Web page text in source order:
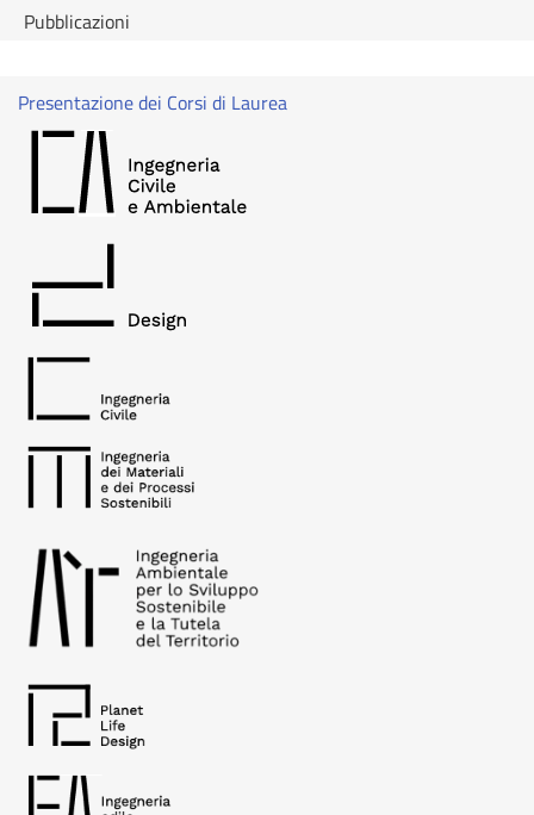
Pubblicazioni
Presentazione dei Corsi di Laurea